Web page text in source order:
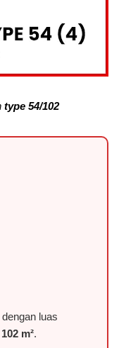
type 54/102
luas
102 m².